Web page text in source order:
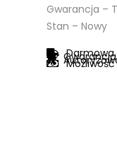
Gwarancja –
Stan – Nowy